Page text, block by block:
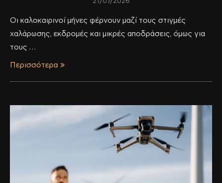
Οι καλοκαιρινοί μήνες φέρνουν μαζί τους στιγμές
χαλάρωσης, εκδρομές και μικρές αποδράσεις, όμως για
τους …
Περισσότερα